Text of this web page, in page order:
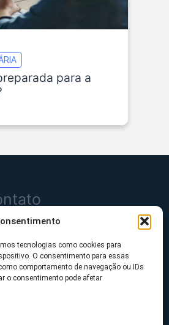
tecnologias como cookies para
O consentimento para essas
comportamento de navegação ou IDs
o consentimento pode afetar
para a